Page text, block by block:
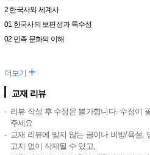
2 한국사와 세계사
01 한국사의 보편성과 특수성
02 민족 문화의 이해
더보기 +
교재 리뷰
리뷰 작성 후 수정은 불가합니다. 수정이
주세요
교재 리뷰에 맞지 않는 글이나 비방/욕설,
고지 없이 삭제될 수 있고,